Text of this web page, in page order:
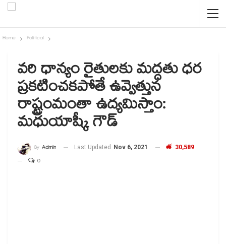
Home Political
వరి ధాన్యం రైతులకు మద్దతు ధర
ప్రకటించకపోతే ఉవ్వెత్తున
రాష్ట్రంమంతా ఉద్యమిస్తాం:
మధుయాష్కీ గౌడ్
By Admin Last Updated Nov 6, 2021 30,589
0